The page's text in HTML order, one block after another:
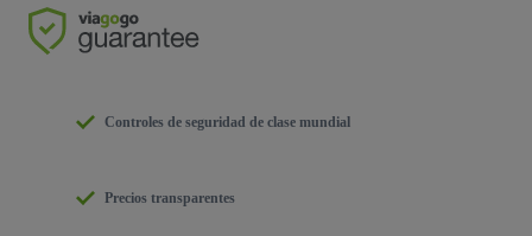
Controles de seguridad de clase mundial
Precios transparentes